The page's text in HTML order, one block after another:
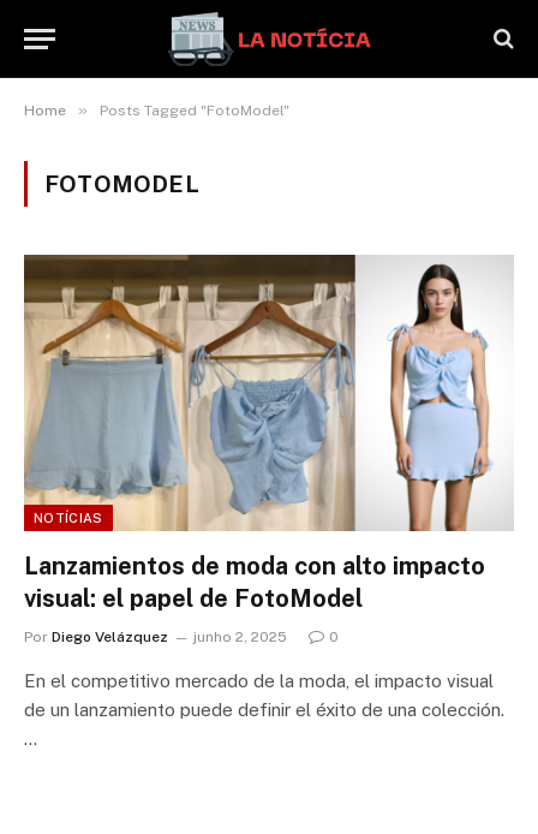
Home » Posts Tagged "FotoModel"
FOTOMODEL
NOTÍCIAS
Lanzamientos de moda con alto impacto
visual: el papel de FotoModel
Por Diego Velázquez junho 2, 2025 0
En el competitivo mercado de la moda, el impacto visual
de un lanzamiento puede definir el éxito de una colección.
…